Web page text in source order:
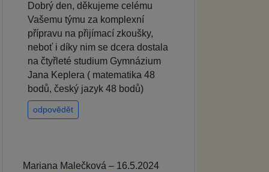
Dobrý den, děkujeme celému
Vašemu týmu za komplexní
přípravu na přijímací zkoušky,
neboť i díky nim se dcera dostala
na čtyřleté studium Gymnázium
Jana Keplera ( matematika 48
bodů, český jazyk 48 bodů)
odpovědět
Mariana Malečková – 16.5.2024